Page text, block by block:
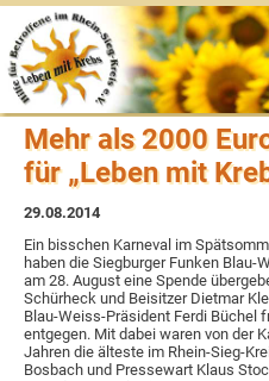
Mehr als 2000
für „Leben mit
29.08.2014
Ein bisschen Karneval im
haben die Siegburger Funken Blau-
am 28. August eine Spende
Schürheck und Beisitzer Dietmar
Blau-Weiss-Präsident Ferdi Büchel
entgegen. Mit dabei waren von der
Jahren die älteste im Rhein-Sieg-
Bosbach und Pressewart Klaus
Angebote
psychosoziale Unterstützung
Selbsthilfegruppen
soziale Beratung & Information
Sport & Bewegung
kreatives Gestalten
Was war
Nachrichten
Rückblicke
Archiv
Der Verein
Vereinsgeschichte
Satzung & Beitragsordnung
Vorstand
Ansprechpartner
Ehrenmitglieder
Informationen
Links
aus der Presse
Flyer
Newsletter
aus den Medien